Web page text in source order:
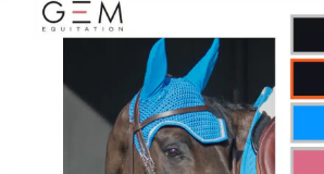
Les
options
être
choisies